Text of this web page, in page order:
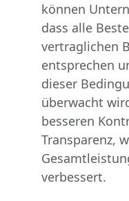
können
dass alle
vertraglichen
entsprechen
dieser
überwacht
besseren
Transparenz,
verbessert.